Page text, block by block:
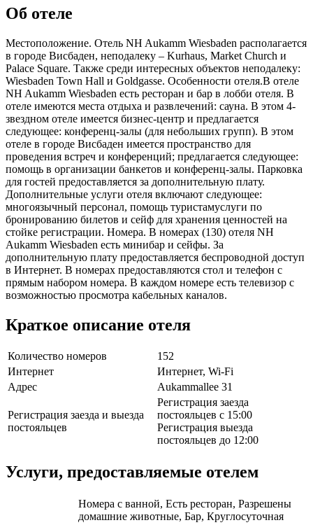
Об отеле
Местоположение. Отель NH Aukamm Wiesbaden располагается
в городе Висбаден, неподалеку – Kurhaus, Market Church и
Palace Square. Также среди интересных объектов неподалеку:
Wiesbaden Town Hall и Goldgasse. Особенности отеля.В отеле
NH Aukamm Wiesbaden есть ресторан и бар в лобби отеля. В
отеле имеются места отдыха и развлечений: сауна. В этом 4-
звездном отеле имеется бизнес-центр и предлагается
следующее: конференц-залы (для небольших групп). В этом
отеле в городе Висбаден имеется пространство для
проведения встреч и конференций; предлагается следующее:
помощь в организации банкетов и конференц-залы. Парковка
для гостей предоставляется за дополнительную плату.
Дополнительные услуги отеля включают следующее:
многоязычный персонал, помощь туристамуслуги по
бронированию билетов и сейф для хранения ценностей на
стойке регистрации. Номера. В номерах (130) отеля NH
Aukamm Wiesbaden есть минибар и сейфы. За
дополнительную плату предоставляется беспроводной доступ
в Интернет. В номерах предоставляются стол и телефон с
прямым набором номера. В каждом номере есть телевизор с
возможностью просмотра кабельных каналов.
Краткое описание отеля
Количество номеров
152
Интернет
Интернет, Wi-Fi
Адрес
Aukammallee 31
Регистрация заезда и выезда
постояльцев
Регистрация заезда
постояльцев с 15:00
Регистрация выезда
постояльцев до 12:00
Услуги, предоставляемые отелем
Номера с ванной, Есть ресторан, Разрешены
домашние животные, Бар, Круглосуточная